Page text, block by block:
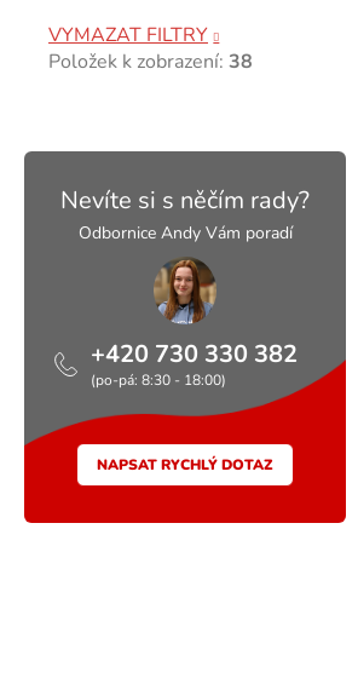
VYMAZAT FILTRY
Položek k zobrazení: 38
Nevíte si s něčím rady?
Odbornice Andy Vám poradí
+420 730 330 382
(po-pá: 8:30 - 18:00)
NAPSAT RYCHLÝ DOTAZ